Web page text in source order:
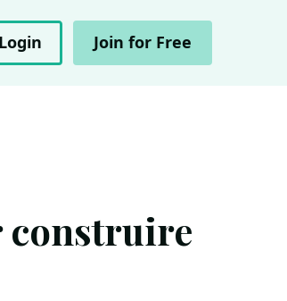
Login Join for Free
construire